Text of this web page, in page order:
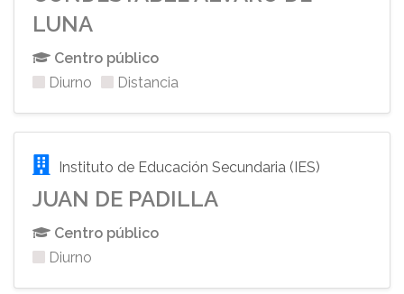
LUNA
Centro público
Diurno
Distancia
Instituto de Educación Secundaria (IES)
JUAN DE PADILLA
Centro público
Diurno